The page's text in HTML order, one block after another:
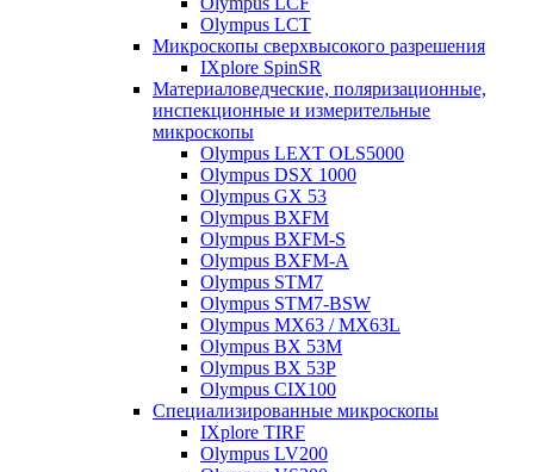
Olympus LCT
Микроскопы сверхвысокого разрешения
IXplore SpinSR
Материаловедческие, поляризационные,
инспекционные и измерительные
микроскопы
Olympus LEXT OLS5000
Olympus DSX 1000
Olympus GX 53
Olympus BXFM
Olympus BXFM-S
Olympus BXFM-A
Olympus STM7
Olympus STM7-BSW
Olympus MX63 / MX63L
Olympus BX 53M
Olympus BX 53P
Olympus CIX100
Специализированные микроскопы
IXplore TIRF
Olympus LV200